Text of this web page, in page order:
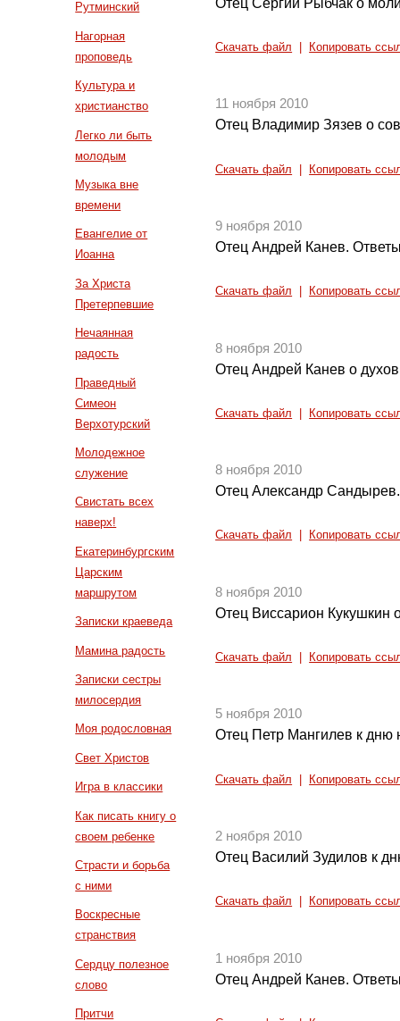
Рутминский
Нагорная
проповедь
Культура и
христианство
Легко ли быть
молодым
Музыка вне
времени
Евангелие от
Иоанна
За Христа
Претерпевшие
Нечаянная
радость
Праведный
Симеон
Верхотурский
Молодежное
служение
Свистать всех
наверх!
Екатеринбургским
Царским
маршрутом
Записки краеведа
Мамина радость
Записки сестры
милосердия
Моя родословная
Свет Христов
Игра в классики
Как писать книгу о
своем ребенке
Страсти и борьба
с ними
Воскресные
странствия
Сердцу полезное
слово
Притчи
Скачать файл Копировать
11 ноября 2010
Отец Владимир Зязев о
Скачать файл Копировать
9 ноября 2010
Отец Андрей Канев.
Скачать файл Копировать
8 ноября 2010
Отец Андрей Канев о
Скачать файл Копировать
8 ноября 2010
Отец Александр
Скачать файл Копировать
8 ноября 2010
Отец Виссарион Кукушкин
Скачать файл Копировать
5 ноября 2010
Отец Петр Мангилев к дню
Скачать файл Копировать
2 ноября 2010
Отец Василий Зудилов к
Скачать файл Копировать
1 ноября 2010
Отец Андрей Канев.